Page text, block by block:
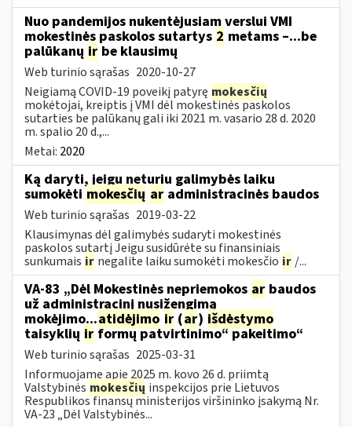
Nuo pandemijos nukentėjusiam verslui VMI
mokestinės paskolos sutartys 2 metams –...be
palūkanų ir be klausimų
Web turinio sąrašas 2020-10-27
Neigiamą COVID-19 poveikį patyrę mokesčių
mokėtojai, kreiptis į VMI dėl mokestinės paskolos
sutarties be palūkanų gali iki 2021 m. vasario 28 d. 2020
m. spalio 20 d.,...
Metai: 2020
Ką daryti, jeigu neturiu galimybės laiku
sumokėti mokesčių ar administracinės baudos
Web turinio sąrašas 2019-03-22
Klausimynas dėl galimybės sudaryti mokestinės
paskolos sutartį Jeigu susidūrėte su finansiniais
sunkumais ir negalite laiku sumokėti mokesčio ir /...
VA-83 „Dėl Mokestinės nepriemokos ar baudos
už administracinį nusižengimą
mokėjimo...atidėjimo ir (ar) išdėstymo
taisyklių ir formų patvirtinimo“ pakeitimo“
Web turinio sąrašas 2025-03-31
Informuojame apie 2025 m. kovo 26 d. priimtą
Valstybinės mokesčių inspekcijos prie Lietuvos
Respublikos finansų ministerijos viršininko įsakymą Nr.
VA-23 „Dėl Valstybinės...